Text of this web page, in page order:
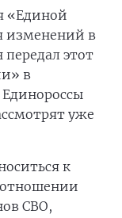
«Единой
изменений в
передал этот
в
Единороссы
уже
к
отношении
СВО,